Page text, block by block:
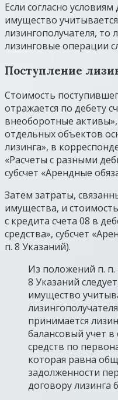
Если согласно
имущество
лизингополучателя, то
лизинговые операции
Поступление
Стоимость
отражается по дебету
внеоборотные
отдельных объектов
лизинга», в
«Расчеты с разными
субсчет «Арендные
Затем затраты,
имущества, и
с кредита счета 08 в
средства», субсчет
п. 8 Указаний).
Из положений п. п.
8 Указаний
имущество
принимается
балансовый учет
средств по
которая равна
задолженности
договору лизинга